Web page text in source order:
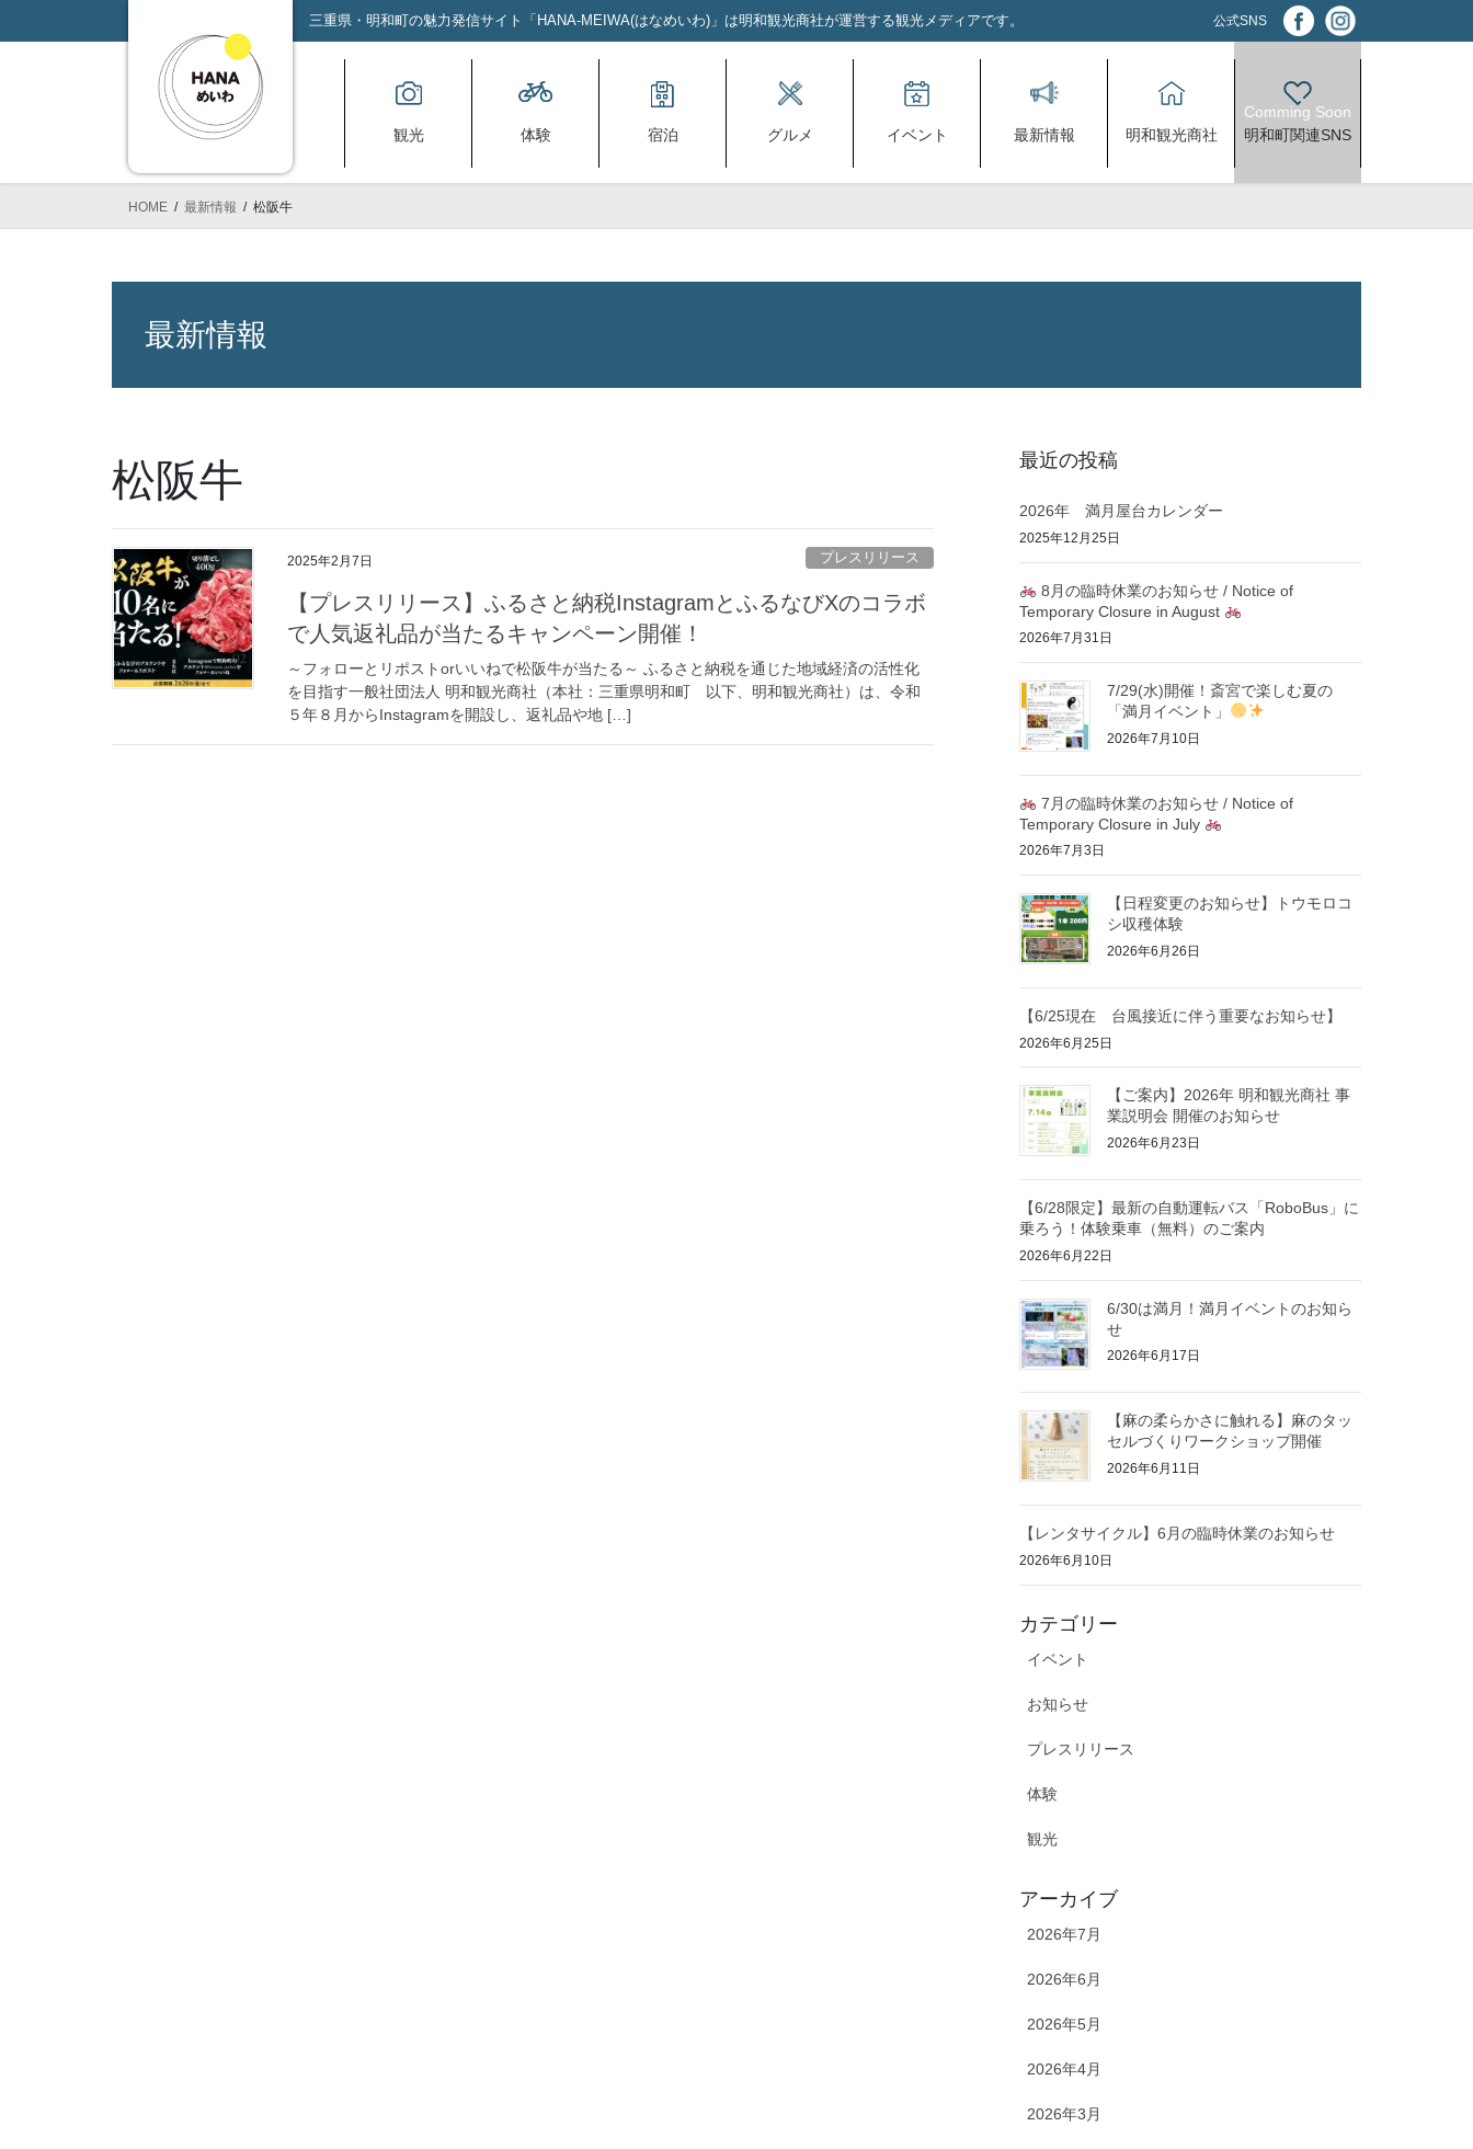
ン
ビ
三重県・明和町の魅力発信サイト「HANA-MEIWA(はなめいわ)」は明和観光商社が運営する観光メディアです。 公式SNS
観光 体験 宿泊 グルメ イベント 最新情報 明和観光商社 明和町関連SNS
HOME 最新情報 松阪牛
最新情報
松阪牛
2025年2月7日 プレスリリース
【プレスリリース】ふるさと納税InstagramとふるなびXのコラボ
で人気返礼品が当たるキャンペーン開催！
～フォローとリポストorいいねで松阪牛が当たる～ ふるさと納税を通じた地域経済の活性化
を目指す一般社団法人 明和観光商社（本社：三重県明和町 以下、明和観光商社）は、令和
５年８月からInstagramを開設し、返礼品や地 […]
最近の投稿
2026年 満月屋台カレンダー
2025年12月25日
8月の臨時休業のお知らせ / Notice of
Temporary Closure in August
2026年7月31日
7/29(水)開催！斎宮で楽しむ夏の
「満月イベント」
2026年7月10日
7月の臨時休業のお知らせ / Notice of
Temporary Closure in July
2026年7月3日
【日程変更のお知らせ】トウモロコ
シ収穫体験
2026年6月26日
【6/25現在 台風接近に伴う重要なお知らせ】
2026年6月25日
【ご案内】2026年 明和観光商社 事
業説明会 開催のお知らせ
2026年6月23日
【6/28限定】最新の自動運転バス「RoboBus」に
乗ろう！体験乗車（無料）のご案内
2026年6月22日
6/30は満月！満月イベントのお知ら
せ
2026年6月17日
【麻の柔らかさに触れる】麻のタッ
セルづくりワークショップ開催
2026年6月11日
【レンタサイクル】6月の臨時休業のお知らせ
2026年6月10日
カテゴリー
イベント
お知らせ
プレスリリース
体験
観光
アーカイブ
2026年7月
2026年6月
2026年5月
2026年4月
2026年3月